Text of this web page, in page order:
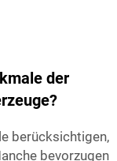
der
berücksichtigen,
bevorzugen